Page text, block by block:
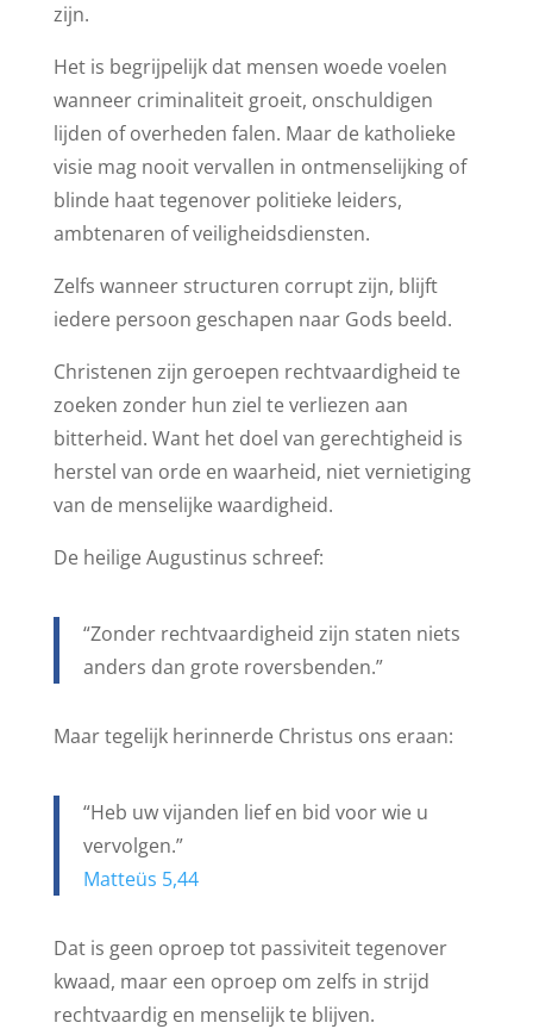
zijn.
Het is begrijpelijk dat mensen woede voelen
wanneer criminaliteit groeit, onschuldigen
lijden of overheden falen. Maar de katholieke
visie mag nooit vervallen in ontmenselijking of
blinde haat tegenover politieke leiders,
ambtenaren of veiligheidsdiensten.
Zelfs wanneer structuren corrupt zijn, blijft
iedere persoon geschapen naar Gods beeld.
Christenen zijn geroepen rechtvaardigheid te
zoeken zonder hun ziel te verliezen aan
bitterheid. Want het doel van gerechtigheid is
herstel van orde en waarheid, niet vernietiging
van de menselijke waardigheid.
De heilige Augustinus schreef:
“Zonder rechtvaardigheid zijn staten niets
anders dan grote roversbenden.”
Maar tegelijk herinnerde Christus ons eraan:
“Heb uw vijanden lief en bid voor wie u
vervolgen.”
Matteüs 5,44
Dat is geen oproep tot passiviteit tegenover
kwaad, maar een oproep om zelfs in strijd
rechtvaardig en menselijk te blijven.